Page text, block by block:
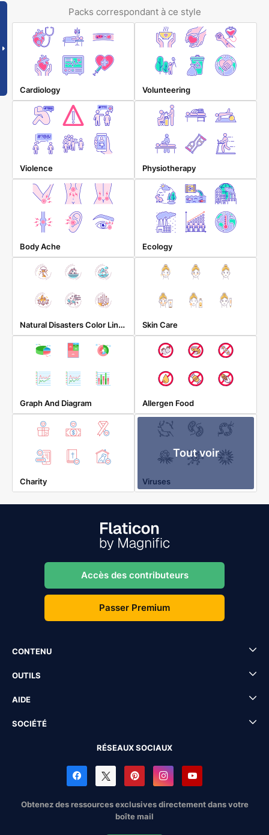
Packs correspondant à ce style
Cardiology Volunteering
Violence Physiotherapy
Body Ache Ecology
Natural Disasters Color Line Icons Skin Care
Graph And Diagram Allergen Food
Charity
Tout voir
Viruses
Accès des contributeurs
Passer Premium
CONTENU
OUTILS
AIDE
SOCIÉTÉ
RÉSEAUX SOCIAUX
Obtenez des ressources exclusives directement dans votre
boîte mail